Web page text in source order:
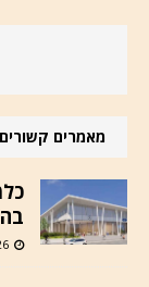
מאמרים קשורים
26